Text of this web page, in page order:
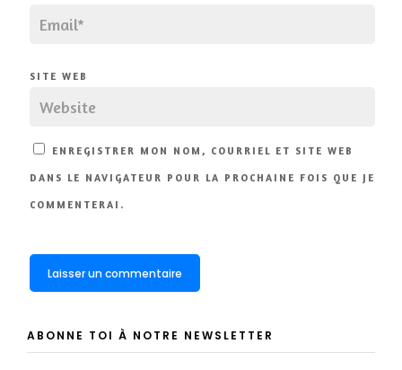
SITE WEB
ENREGISTRER MON NOM, COURRIEL ET SITE WEB
DANS LE NAVIGATEUR POUR LA PROCHAINE FOIS QUE JE
COMMENTERAI.
ABONNE TOI À NOTRE NEWSLETTER